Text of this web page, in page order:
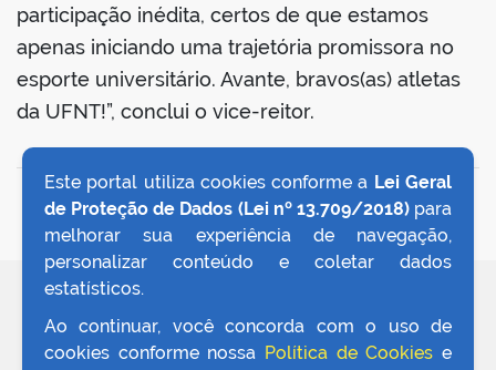
participação inédita, certos de que estamos
apenas iniciando uma trajetória promissora no
esporte universitário. Avante, bravos(as) atletas
da UFNT!”, conclui o vice-reitor.
VOLTAR AO TOPO
Este portal utiliza cookies conforme a Lei Geral
de Proteção de Dados (Lei nº 13.709/2018)para
melhorar sua experiência de navegação,
personalizar conteúdo e coletar dados
estatísticos.
Ao continuar, você concorda com o uso de
cookies conforme nossa Política de Cookies e